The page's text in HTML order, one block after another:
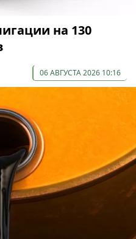
на 130
06 АВГУСТА 2026 10:16